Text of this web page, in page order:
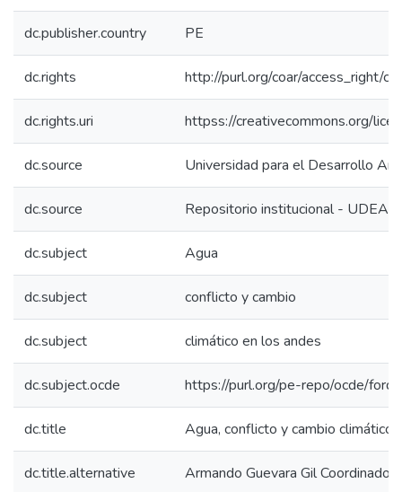
dc.publisher.country PE
dc.rights http://purl.org/coar/access_right/
dc.rights.uri httpss://creativecommons.org/
dc.source Universidad para el Desarrollo
dc.source Repositorio institucional - UDEA
dc.subject Agua
dc.subject conflicto y cambio
dc.subject climático en los andes
dc.subject.ocde https://purl.org/pe-repo/ocde/
dc.title Agua, conflicto y cambio climático
dc.title.alternative Armando Guevara Gil